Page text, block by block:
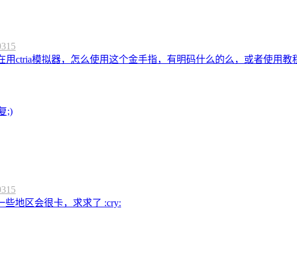
ctria模拟器，怎么使用这个金手指，有明码什么的么，或者使用教
;)
些地区会很卡，求求了 :cry: